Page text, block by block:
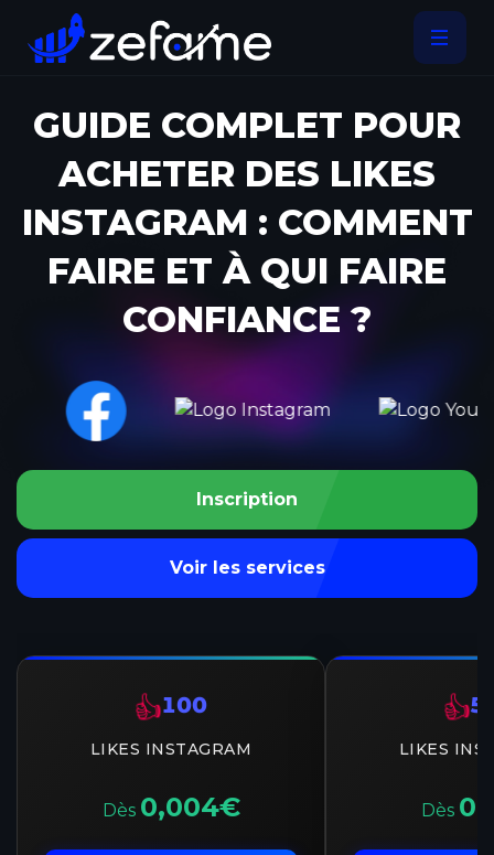
GUIDE COMPLET POUR
ACHETER DES LIKES
INSTAGRAM : COMMENT
FAIRE ET À QUI FAIRE
CONFIANCE ?
Inscription
Voir les services
👍100
LIKES INSTAGRAM
Dès 0,004€
👍
LIKES
Dès